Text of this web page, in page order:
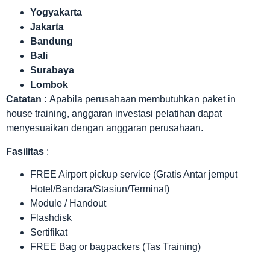
Yogyakarta
Jakarta
Bandung
Bali
Surabaya
Lombok
Catatan : Apabila perusahaan membutuhkan paket in
house training, anggaran investasi pelatihan dapat
menyesuaikan dengan anggaran perusahaan.
Fasilitas :
FREE Airport pickup service (Gratis Antar jemput
Hotel/Bandara/Stasiun/Terminal)
Module / Handout
Flashdisk
Sertifikat
FREE Bag or bagpackers (Tas Training)